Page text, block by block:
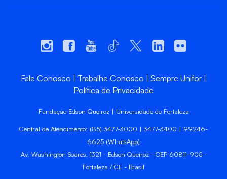
Fale Conosco Trabalhe Conosco
Sempre Unifor
Política de Privacidade
Fundação Edson Queiroz | Universidade de Fortaleza
Central de Atendimento: (85) 3477-3000 | 3477-3400 | 99246-
6625 (WhatsApp)
Av. Washington Soares, 1321 - Edson Queiroz - CEP 60811-905 -
Fortaleza / CE - Brasil